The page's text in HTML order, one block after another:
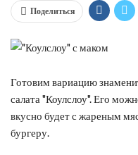
Поделиться
Готовим вариацию
салата "Коулслоу". Его
вкусно будет с жареным
бургеру.